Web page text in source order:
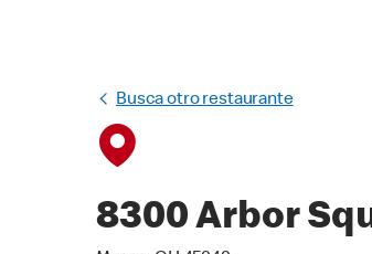
Busca otro restaurante
8300 Arbor